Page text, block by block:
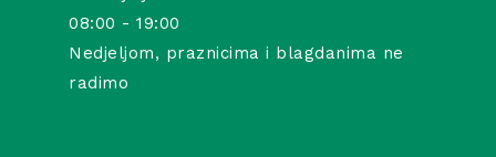
08:00 - 19:00
Nedjeljom, praznicima i blagdanima ne
radimo